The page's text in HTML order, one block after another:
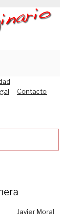
Contacto
Javier Moral